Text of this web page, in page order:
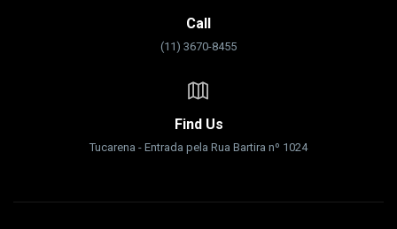
Call
(11) 3670-8455
Find Us
Tucarena - Entrada pela Rua Bartira nº 1024